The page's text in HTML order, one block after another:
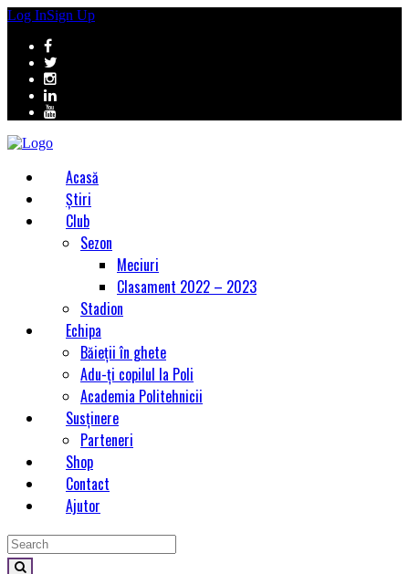
Log InSign Up
Acasă
Știri
Club
Sezon
Meciuri
Clasament 2022 – 2023
Stadion
Echipa
Băieții în ghete
Adu-ți copilul la Poli
Academia Politehnicii
Susținere
Parteneri
Shop
Contact
Ajutor